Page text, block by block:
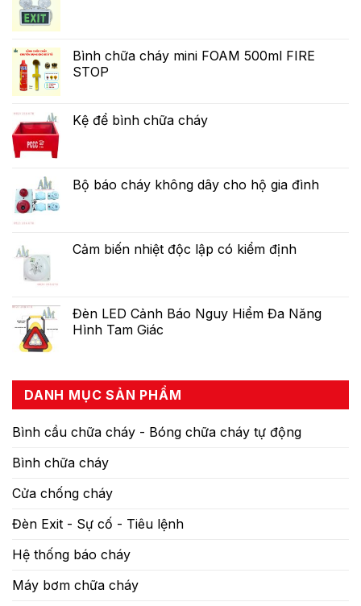
Bình chữa cháy mini FOAM 500ml FIRE
STOP
Kệ để bình chữa cháy
Bộ báo cháy không dây cho hộ gia đình
Cảm biến nhiệt độc lập có kiểm định
Đèn LED Cảnh Báo Nguy Hiểm Đa Năng
Hình Tam Giác
DANH MỤC SẢN PHẨM
Bình cầu chữa cháy - Bóng chữa cháy tự động
Bình chữa cháy
Cửa chống cháy
Đèn Exit - Sự cố - Tiêu lệnh
Hệ thống báo cháy
Máy bơm chữa cháy